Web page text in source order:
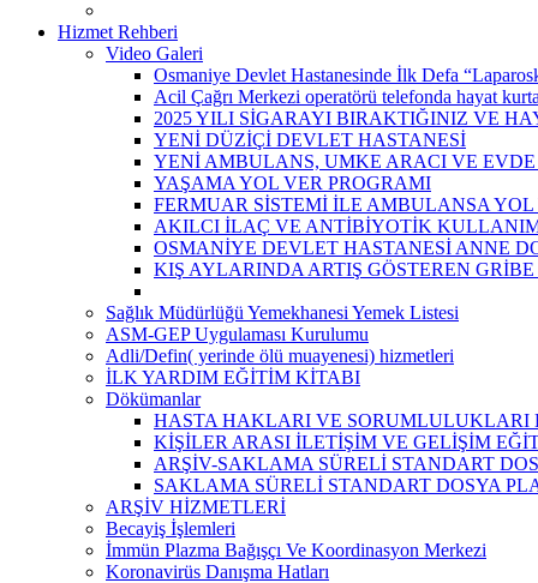
Hizmet Rehberi
Video Galeri
Osmaniye Devlet Hastanesinde İlk Defa
Acil Çağrı Merkezi operatörü telefonda hayat
2025 YILI SİGARAYI BIRAKTIĞINIZ VE
YENİ DÜZİÇİ DEVLET HASTANESİ
YENİ AMBULANS, UMKE ARACI VE
YAŞAMA YOL VER PROGRAMI
FERMUAR SİSTEMİ İLE AMBULANSA YOL
AKILCI İLAÇ VE ANTİBİYOTİK
OSMANİYE DEVLET HASTANESİ ANNE
KIŞ AYLARINDA ARTIŞ GÖSTEREN
Sağlık Müdürlüğü Yemekhanesi Yemek Listesi
ASM-GEP Uygulaması Kurulumu
Adli/Defin( yerinde ölü muayenesi) hizmetleri
İLK YARDIM EĞİTİM KİTABI
Dökümanlar
HASTA HAKLARI VE SORUMLULUKLARI
KİŞİLER ARASI İLETİŞİM VE GELİŞİM
ARŞİV-SAKLAMA SÜRELİ STANDART
SAKLAMA SÜRELİ STANDART DOSYA
ARŞİV HİZMETLERİ
Becayiş İşlemleri
İmmün Plazma Bağışçı Ve Koordinasyon Merkezi
Koronavirüs Danışma Hatları